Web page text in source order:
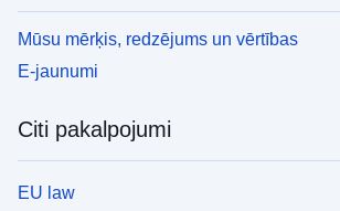
metabolic phenotypes in the Drosophila
Reference Panel. Nature Metabolism, 1,
https://doi.org/10.1038/s42255-019-0147-3 Zwoinska, M.
sterility in response to sub-lethal
development. Frontiers in Genetics, 11,
Mūsu mērķis, redzējums un vērtības
E-jaunumi
Citi pakalpojumi
EU law